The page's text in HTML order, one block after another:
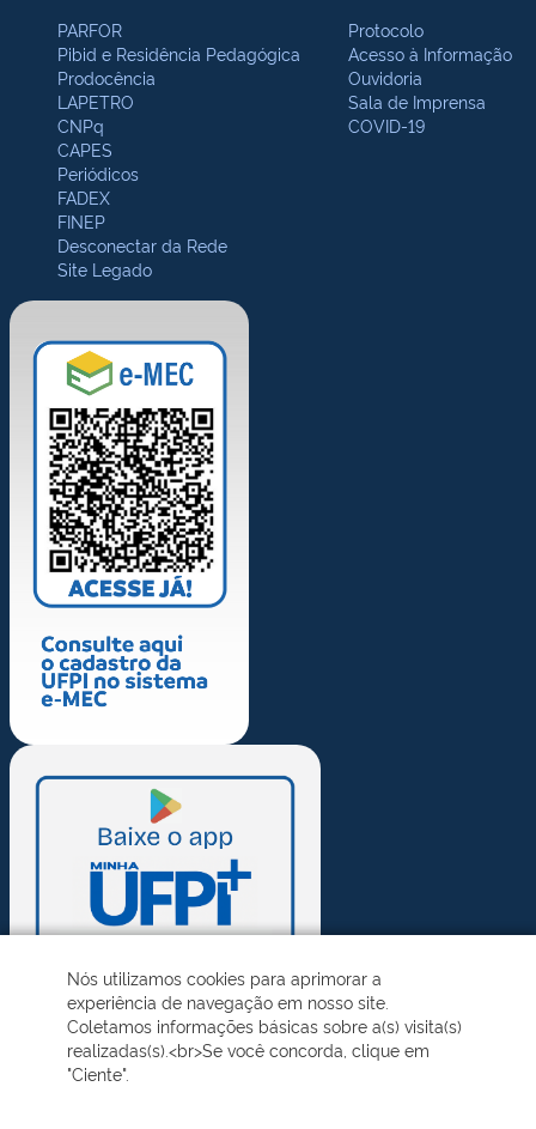
PARFOR
Pibid e Residência Pedagógica
Prodocência
LAPETRO
CNPq
CAPES
Periódicos
FADEX
FINEP
Desconectar da Rede
Site Legado
Protocolo
Acesso à Informação
Ouvidoria
Sala de Imprensa
COVID-19
Nós utilizamos cookies para aprimorar a
experiência de navegação em nosso site.
Coletamos informações básicas sobre a(s) visita(s)
realizadas(s).<br>Se você concorda, clique em
"Ciente".